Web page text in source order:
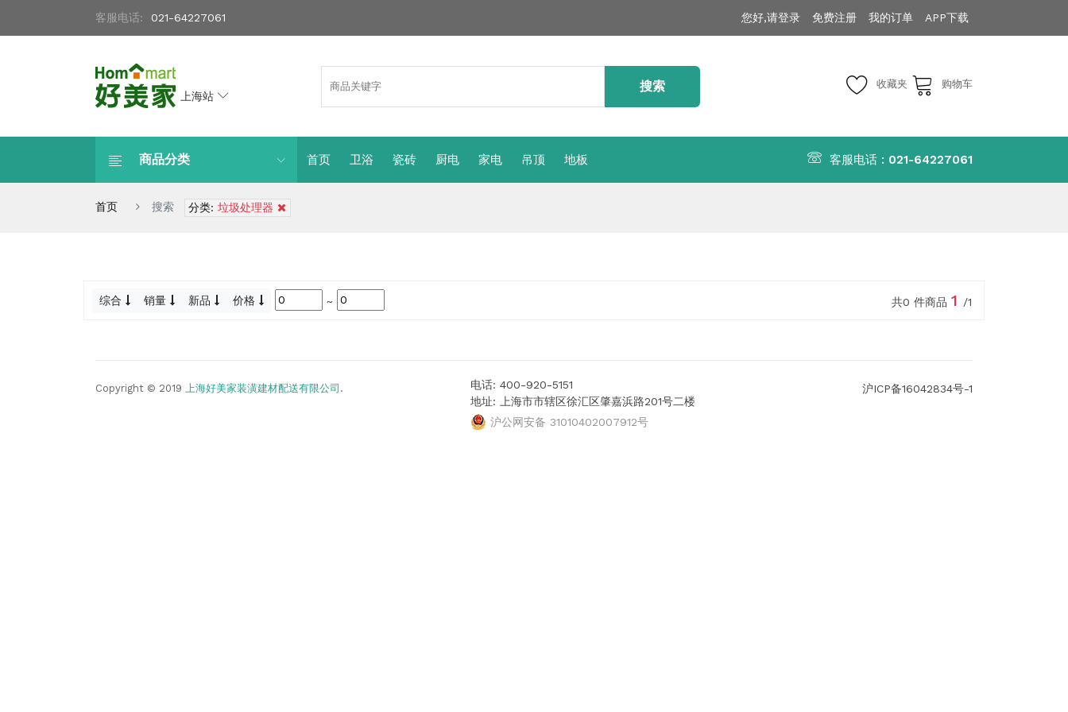
客服电话: 021-64227061 您好,请登录 免费注册 我的订单 APP下载
上海站
收藏夹 购物车
商品分类 首页 卫浴 瓷砖 厨电 家电 吊顶 地板 客服电话 : 021-64227061
首页 搜索 分类: 垃圾处理器
综合 销量 新品 价格 ~ 共0 件商品 1 /1
Copyright © 2019 上海好美家装潢建材配送有限公司 .
电话: 400-920-5151
地址: 上海市市辖区徐汇区肇嘉浜路201号二楼
沪公网安备 31010402007912号
沪ICP备16042834号-1